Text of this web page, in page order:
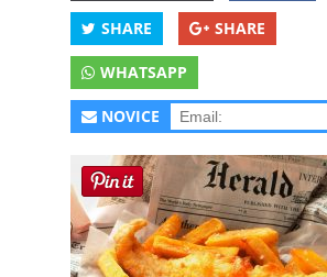
SHARE SHARE
WHATSAPP
NOVICE